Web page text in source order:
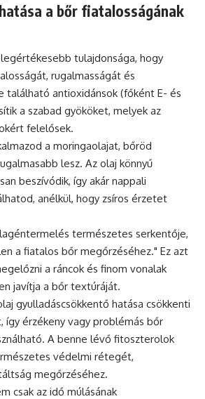
a bőr fiatalosságának
tulajdonsága, hogy
rugalmasságát és
található antioxidánsok (főként E- és
a szabad gyököket, melyek az
felelősek.
a moringaolajat, bőröd
lesz. Az olaj könnyű
beszívódik, így akár nappali
anélkül, hogy zsíros érzetet
természetes serkentője,
a fiatalos bőr megőrzéséhez." Ez azt
a ráncok és finom vonalak
javítja a bőr textúráját.
gyulladáscsökkentő hatása csökkenti
így érzékeny vagy problémás bőr
A benne lévő fitoszterolok
védelmi rétegét,
megőrzéséhez.
csak az idő múlásának